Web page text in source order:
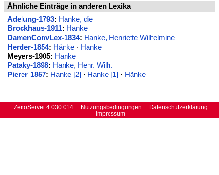
Ähnliche Einträge in anderen Lexika
Adelung-1793: Hanke, die
Brockhaus-1911: Hanke
DamenConvLex-1834: Hanke, Henriette Wilhelmine
Herder-1854: Hänke· Hanke
Meyers-1905: Hanke
Pataky-1898: Hanke, Henr. Wilh.
Pierer-1857: Hanke [2] · Hanke [1] · Hänke
ZenoServer 4.030.014 Nutzungsbedingungen
Datenschutzerklärung
Impressum